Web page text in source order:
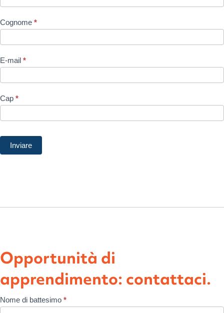
nel
piè
di
Cognome *
E-mail *
Cap *
Inviare
Opportunità di
apprendimento: contattaci.
Consiglio
Nome di battesimo *